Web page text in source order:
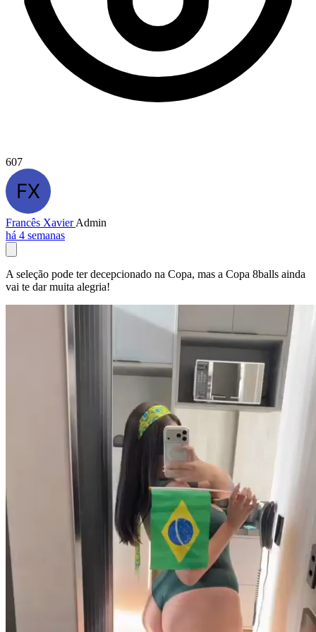
607
Francês XavierAdmin
há 4 semanas
A seleção pode ter decepcionado na Copa, mas a Copa 8balls ainda
vai te dar muita alegria!